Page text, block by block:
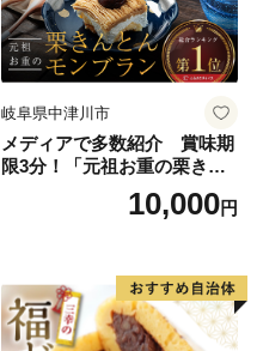
岐阜県中津川市
メディアで多数紹介 賞味期
限3分！「元祖お重の栗きん
とんモンブラン」 【未来の
ご褒美】スイーツ 栗 モンブ
子 菓子 F4N-2298
10,000円